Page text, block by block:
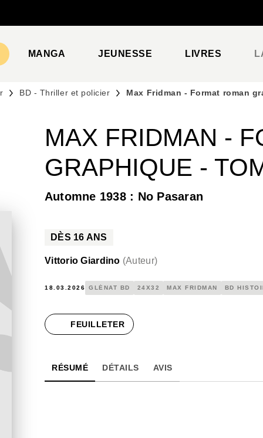
MANGA JEUNESSE LIVRES
BD - Thriller et policier Max Fridman - Format roman
MAX FRIDMAN -
GRAPHIQUE -
Automne 1938 : No Pasaran
DÈS 16 ANS
Vittorio Giardino (Auteur)
18.03.2026 GLÉNAT BD 24X32 MAX FRIDMAN BD
FEUILLETER
RÉSUMÉ DÉTAILS AVIS